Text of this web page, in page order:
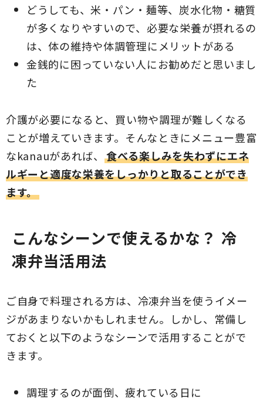
どうしても、米・パン・麺等、炭水化物・糖質
が多くなりやすいので、必要な栄養が摂れるの
は、体の維持や体調管理にメリットがある
金銭的に困っていない人にお勧めだと思いまし
た
介護が必要になると、買い物や調理が難しくなる
ことが増えていきます。そんなときにメニュー豊富
なkanauがあれば、
食べる楽しみを失わずにエネ
ルギーと適度な栄養をしっかりと取ることができ
ます。
こんなシーンで使えるかな？ 冷
凍弁当活用法
ご自身で料理される方は、冷凍弁当を使うイメー
ジがあまりないかもしれません。しかし、常備し
ておくと以下のようなシーンで活用することがで
きます。
調理するのが面倒、疲れている日に